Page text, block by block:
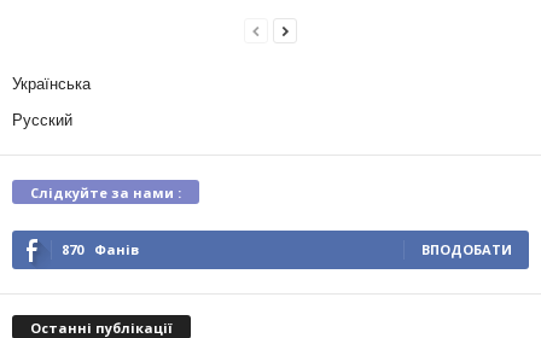
Українська
Русский
Слідкуйте за нами :
870 Фанів ВПОДОБАТИ
Останні публікації